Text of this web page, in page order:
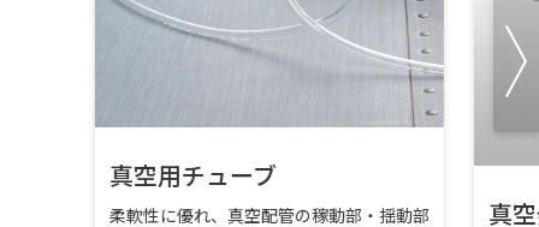
真空用チューブ
柔軟性に優れ、真空配管の稼動部・揺動部
真